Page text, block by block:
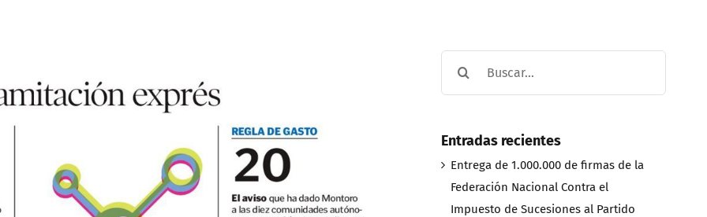
Entradas recientes
Entrega de 1.000.000 de firmas de la
Federación Nacional Contra el
Impuesto de Sucesiones al Partido